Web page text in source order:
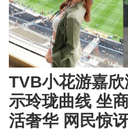
TVB小花游嘉
示玲珑曲线 坐
活奢华 网民惊